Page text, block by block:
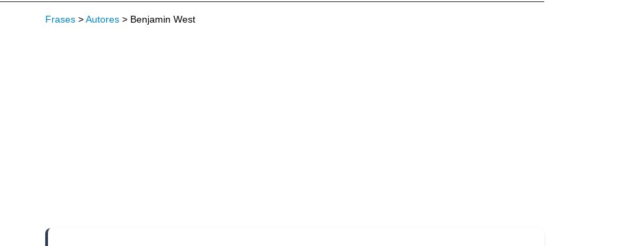
Frases >Autores > Benjamin West